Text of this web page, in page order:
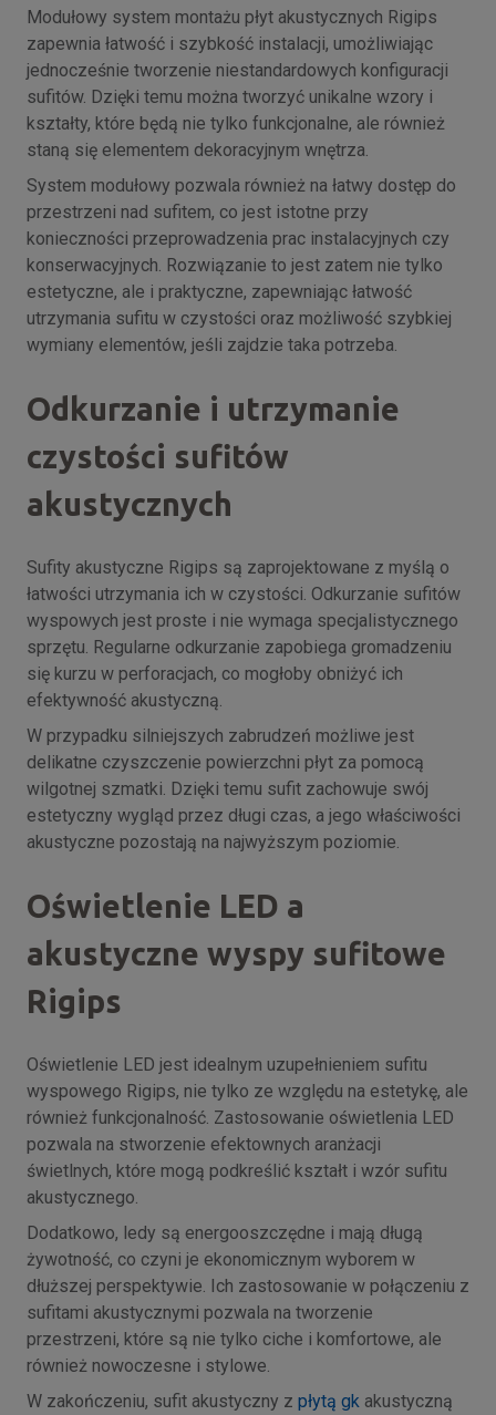
Modułowy system montażu płyt akustycznych Rigips
zapewnia łatwość i szybkość instalacji, umożliwiając
jednocześnie tworzenie niestandardowych konfiguracji
sufitów. Dzięki temu można tworzyć unikalne wzory i
kształty, które będą nie tylko funkcjonalne, ale również
staną się elementem dekoracyjnym wnętrza.
System modułowy pozwala również na łatwy dostęp do
przestrzeni nad sufitem, co jest istotne przy
konieczności przeprowadzenia prac instalacyjnych czy
konserwacyjnych. Rozwiązanie to jest zatem nie tylko
estetyczne, ale i praktyczne, zapewniając łatwość
utrzymania sufitu w czystości oraz możliwość szybkiej
wymiany elementów, jeśli zajdzie taka potrzeba.
Odkurzanie i utrzymanie
czystości sufitów
akustycznych
Sufity akustyczne Rigips są zaprojektowane z myślą o
łatwości utrzymania ich w czystości. Odkurzanie sufitów
wyspowych jest proste i nie wymaga specjalistycznego
sprzętu. Regularne odkurzanie zapobiega gromadzeniu
się kurzu w perforacjach, co mogłoby obniżyć ich
efektywność akustyczną.
W przypadku silniejszych zabrudzeń możliwe jest
delikatne czyszczenie powierzchni płyt za pomocą
wilgotnej szmatki. Dzięki temu sufit zachowuje swój
estetyczny wygląd przez długi czas, a jego właściwości
akustyczne pozostają na najwyższym poziomie.
Oświetlenie LED a
akustyczne wyspy sufitowe
Rigips
Oświetlenie LED jest idealnym uzupełnieniem sufitu
wyspowego Rigips, nie tylko ze względu na estetykę, ale
również funkcjonalność. Zastosowanie oświetlenia LED
pozwala na stworzenie efektownych aranżacji
świetlnych, które mogą podkreślić kształt i wzór sufitu
akustycznego.
Dodatkowo, ledy są energooszczędne i mają długą
żywotność, co czyni je ekonomicznym wyborem w
dłuższej perspektywie. Ich zastosowanie w połączeniu z
sufitami akustycznymi pozwala na tworzenie
przestrzeni, które są nie tylko ciche i komfortowe, ale
również nowoczesne i stylowe.
W zakończeniu, sufit akustyczny z płytą gk akustyczną